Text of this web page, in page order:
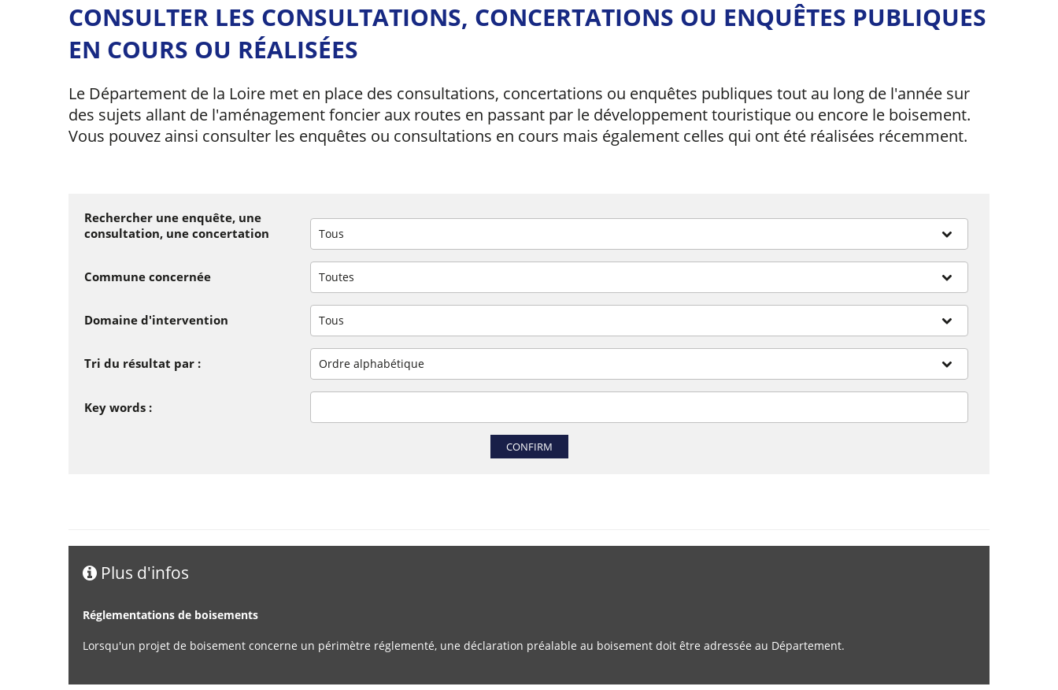
CONSULTER LES CONSULTATIONS, CONCERTATIONS OU ENQUÊTES PUBLIQUES
EN COURS OU RÉALISÉES
Le Département de la Loire met en place des consultations, concertations ou enquêtes publiques tout au long de l'année sur
des sujets allant de l'aménagement foncier aux routes en passant par le développement touristique ou encore le boisement.
Vous pouvez ainsi consulter les enquêtes ou consultations en cours mais également celles qui ont été réalisées récemment.
Rechercher une enquête, une
consultation, une concertation
Tous
Commune concernée Toutes
Domaine d'intervention Tous
Tri du résultat par : Ordre alphabétique
Key words :
CONFIRM
Plus d'infos
Réglementations de boisements
Lorsqu'un projet de boisement concerne un périmètre réglementé, une déclaration préalable au boisement doit être adressée au Département.